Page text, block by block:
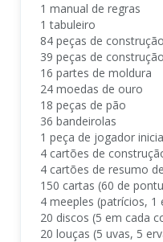
1 manual de regras
1 tabuleiro
84 peças de
39 peças de
16 partes de moldura
24 moedas de ouro
18 peças de pão
36 bandeirolas
1 peça de jogador
4 cartões de
4 cartões de resumo
150 cartas (60 de
4 meeples (patrícios,
20 discos (5 em cada
20 louças (5 uvas, 5